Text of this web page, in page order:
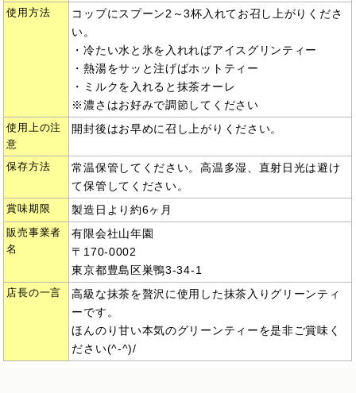
使用方法
コップにスプーン2～3杯入れてお召し上がりくださ
い。
・冷たい水と氷を入れればアイスグリンティー
・熱湯をサッと注げばホットティー
・ミルクを入れると抹茶オーレ
※濃さはお好みで調節してください
使用上の注
意
開封後はお早めに召し上がりください。
保存方法
常温保管してください。高温多湿、直射日光は避け
て保管してください。
賞味期限 製造日より約6ヶ月
販売事業者
名
有限会社山年園
〒170-0002
東京都豊島区巣鴨3-34-1
店長の一言
高級な抹茶を贅沢に使用した抹茶入りグリーンティ
ーです。
ほんのり甘い本気のグリーンティーを是非ご賞味く
ださい(^-^)/